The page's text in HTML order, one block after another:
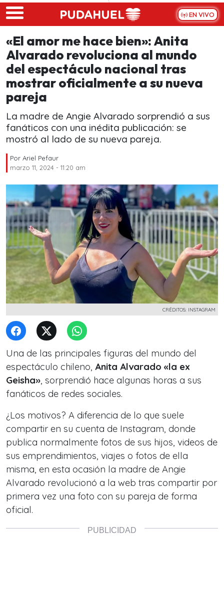
Skip to main content
EN VIVO
«El amor me hace bien»: Anita
Alvarado revoluciona al mundo
del espectáculo nacional tras
mostrar oficialmente a su nueva
pareja
La madre de Angie Alvarado sorprendió a sus
fanáticos con una inédita publicación: se
mostró al lado de su nueva pareja.
Por Ariel Pefaur
marzo 11, 2024 - 11:20 am
CRÉDITOS: INSTAGRAM
Una de las principales figuras del mundo del
espectáculo chileno, Anita Alvarado «la ex
Geisha», sorprendió hace algunas horas a sus
fanáticos de redes sociales.
¿Los motivos? A diferencia de lo que suele
compartir en su cuenta de Instagram, donde
publica normalmente fotos de sus hijos, videos de
sus emprendimientos, viajes o fotos de ella
misma, en esta ocasión la madre de Angie
Alvarado revolucionó a la web tras compartir por
primera vez una foto con su pareja de forma
oficial.